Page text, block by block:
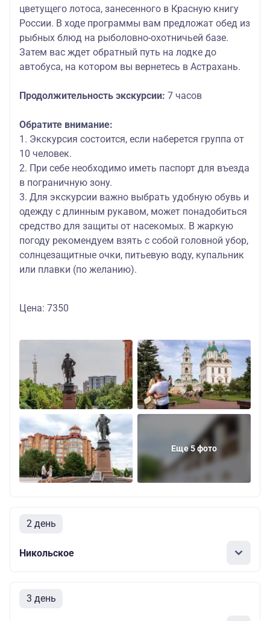
цветущего лотоса, занесенного в Красную книгу
России. В ходе программы вам предложат обед из
рыбных блюд на рыболовно-охотничьей базе.
Затем вас ждет обратный путь на лодке до
автобуса, на котором вы вернетесь в Астрахань.
Продолжительность экскурсии: 7 часов
Обратите внимание:
1. Экскурсия состоится, если наберется группа от
10 человек.
2. При себе необходимо иметь паспорт для въезда
в пограничную зону.
3. Для экскурсии важно выбрать удобную обувь и
одежду с длинным рукавом, может понадобиться
средство для защиты от насекомых. В жаркую
погоду рекомендуем взять с собой головной убор,
солнцезащитные очки, питьевую воду, купальник
или плавки (по желанию).
Цена: 7350
Еще 5 фото
2 день
Никольское
3 день